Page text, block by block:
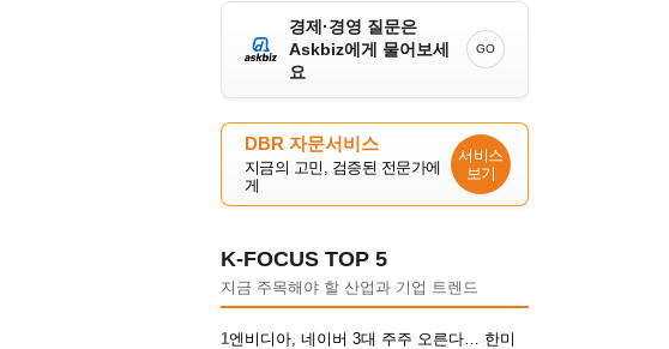
경제·경영 질문은
Askbiz에게 물어보세
요
GO
DBR 자문서비스
지금의 고민, 검증된 전문가에
게
서비스
보기
K-FOCUS TOP 5
지금 주목해야 할 산업과 기업 트렌드
1엔비디아, 네이버 3대 주주 오른다… 한미